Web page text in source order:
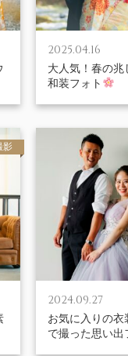
2025.04.16
大人気！春の
和装フォト
影
2024.09.27
お気に入りの
で撮った思い出